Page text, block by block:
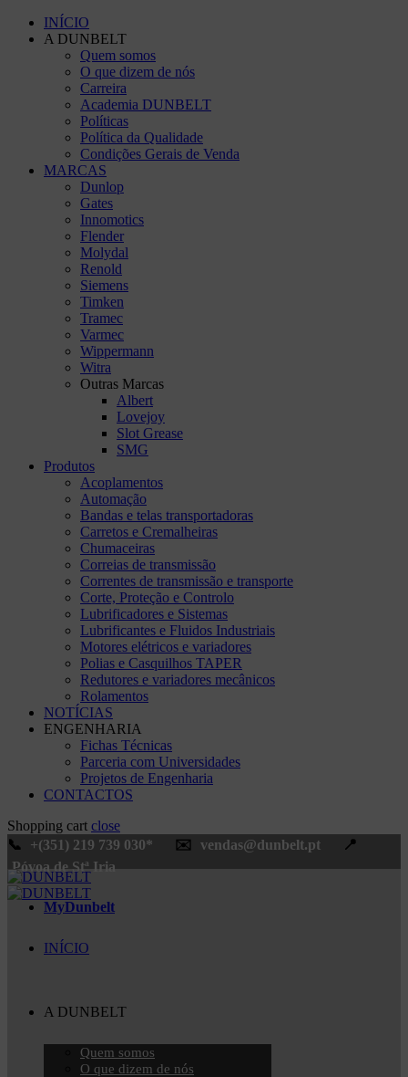
INÍCIO
A DUNBELT
Quem somos
O que dizem de nós
Carreira
Academia DUNBELT
Políticas
Política da Qualidade
Condições Gerais de Venda
MARCAS
Dunlop
Gates
Innomotics
Flender
Molydal
Renold
Siemens
Timken
Tramec
Varmec
Wippermann
Witra
Outras Marcas
Albert
Lovejoy
Slot Grease
SMG
Produtos
Acoplamentos
Automação
Bandas e telas transportadoras
Carretos e Cremalheiras
Chumaceiras
Correias de transmissão
Correntes de transmissão e transporte
Corte, Proteção e Controlo
Lubrificadores e Sistemas
Lubrificantes e Fluidos Industriais
Motores elétricos e variadores
Polias e Casquilhos TAPER
Redutores e variadores mecânicos
Rolamentos
NOTÍCIAS
ENGENHARIA
Fichas Técnicas
Parceria com Universidades
Projetos de Engenharia
CONTACTOS
Shopping cart close
📞
+(351) 219 739 030* ✉️ vendas@dunbelt.pt
📍
Póvoa de Stª Iria
MyDunbelt
INÍCIO
A DUNBELT
Quem somos
O que dizem de nós